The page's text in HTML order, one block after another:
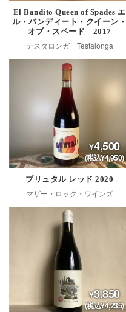
El Bandito Queen of Spades エ
ル・バンディート・クイーン・
オブ・スペード 2017
テスタロンガ Testalonga
4,500
(税込¥4,950)
ブリュタル レッド 2020
マザー・ロック・ワインズ
3,850
(税込¥4,235)